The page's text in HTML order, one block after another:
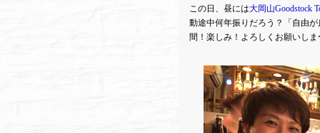
この日、昼には大岡山Goodstock
動途中何年振りだろう？「自由
間！楽しみ！よろしくお願いし